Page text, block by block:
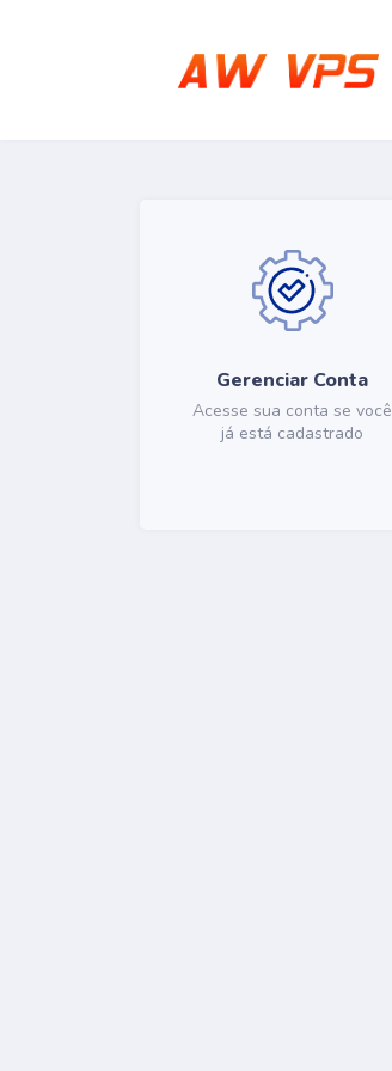
Gerenciar Conta
Acesse sua conta se você
já está cadastrado